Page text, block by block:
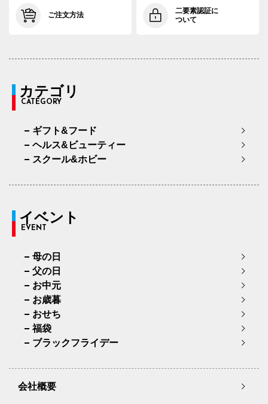
ご注文方法
二要素認証に
ついて
カテゴリ
CATEGORY
ギフト&フード
ヘルス&ビューティー
スクール&ホビー
イベント
EVENT
母の日
父の日
お中元
お歳暮
おせち
福袋
ブラックフライデー
会社概要